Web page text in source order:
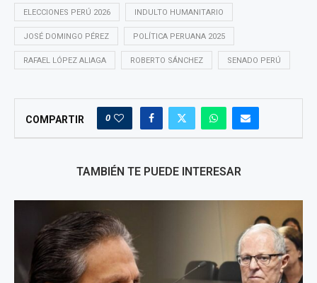
ELECCIONES PERÚ 2026 INDULTO HUMANITARIO
JOSÉ DOMINGO PÉREZ POLÍTICA PERUANA 2025
RAFAEL LÓPEZ ALIAGA ROBERTO SÁNCHEZ SENADO PERÚ
COMPARTIR 0
TAMBIÉN TE PUEDE INTERESAR